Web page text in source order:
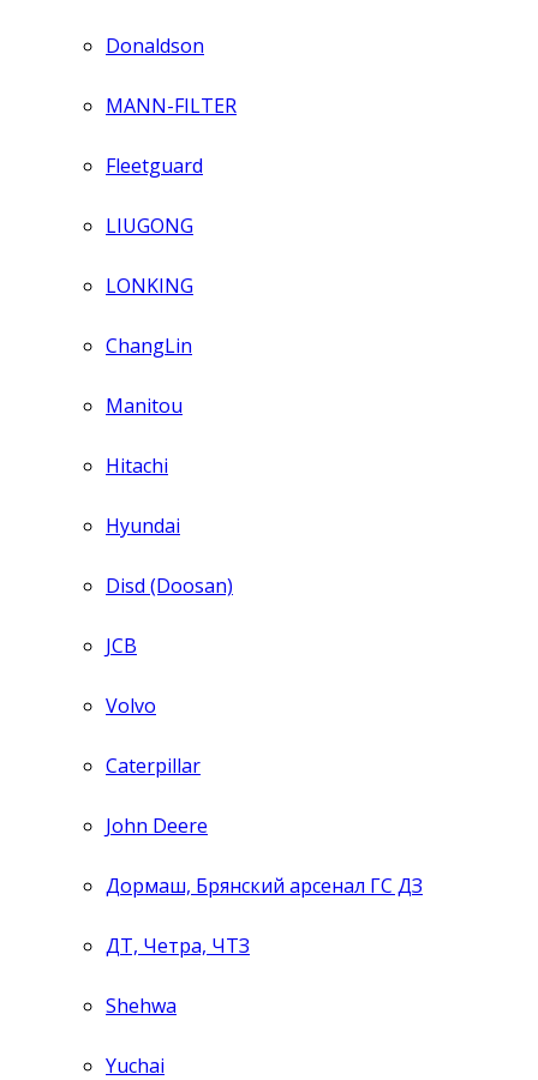
Donaldson
MANN-FILTER
Fleetguard
LIUGONG
LONKING
ChangLin
Manitou
Hitachi
Hyundai
Disd (Doosan)
JCB
Volvo
Caterpillar
John Deere
Дормаш, Брянский арсенал ГС ДЗ
ДТ, Четра, ЧТЗ
Shehwa
Yuchai